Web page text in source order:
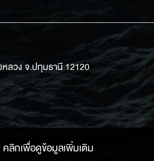
ลวง จ.ปทุมธานี 12120
ลิกเพื่อดูข้อมูลเพิ่มเติม